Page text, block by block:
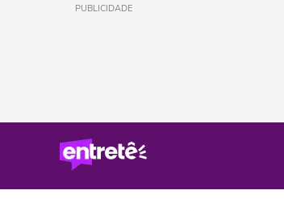
PUBLICIDADE